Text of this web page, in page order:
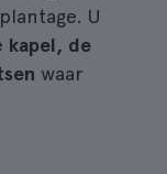
U
kapel, de
waar